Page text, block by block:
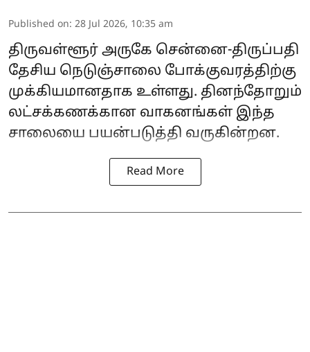
Published on: 28 Jul 2026, 10:35 am
திருவள்ளூர் அருகே சென்னை-திருப்பதி
தேசிய நெடுஞ்சாலை போக்குவரத்திற்கு
முக்கியமானதாக உள்ளது. தினந்தோறும்
லட்சக்கணக்கான வாகனங்கள் இந்த
சாலையை பயன்படுத்தி வருகின்றன.
Read More